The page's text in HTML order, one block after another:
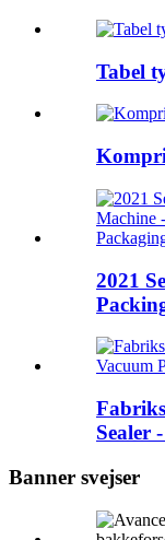
Tabel
2021
Sealer
Banner svejser